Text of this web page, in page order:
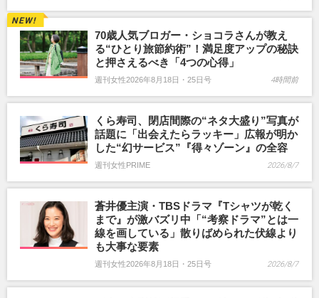
70歳人気ブロガー・ショコラさんが教え
る“ひとり旅節約術”！満足度アップの秘訣
と押さえるべき「4つの心得」
週刊女性2026年8月18日・25日号 4時間前
くら寿司、閉店間際の“ネタ大盛り”写真が
話題に「出会えたらラッキー」広報が明か
した“幻サービス”『得々ゾーン』の全容
週刊女性PRIME 2026/8/7
蒼井優主演・TBSドラマ『Tシャツが乾く
まで』が激バズリ中「“考察ドラマ”とは一
線を画している」散りばめられた伏線より
も大事な要素
週刊女性2026年8月18日・25日号 2026/8/7